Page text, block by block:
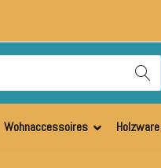
Wohnaccessoires Holzware